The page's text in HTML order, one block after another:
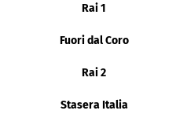
Rai 1
Fuori dal Coro
Rai 2
Stasera Italia